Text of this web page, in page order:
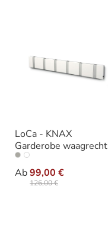
LoCa - KNAX
Garderobe waagrecht
Ab99,00 €
126,00 €
Ausführung